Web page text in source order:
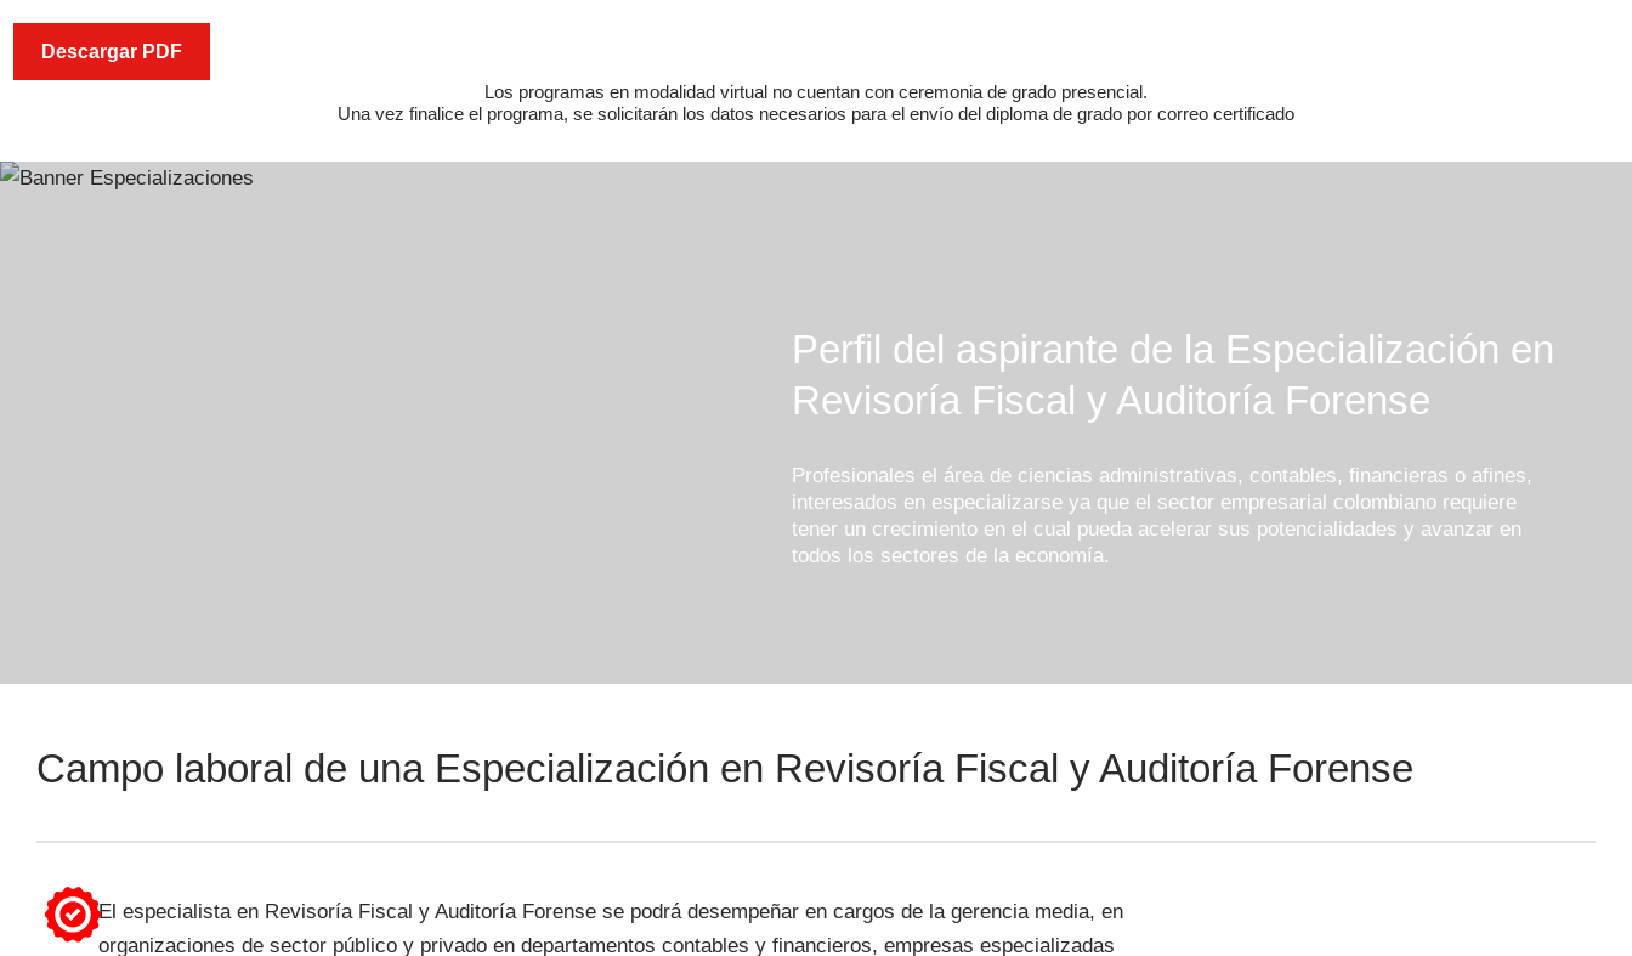
Descargar PDF
Los programas en modalidad virtual no cuentan con ceremonia de grado presencial.
Una vez finalice el programa, se solicitarán los datos necesarios para el envío del diploma de grado por correo certificado
Perfil del aspirante de la Especialización en
Revisoría Fiscal y Auditoría Forense
Profesionales el área de ciencias administrativas, contables, financieras o afines,
interesados en especializarse ya que el sector empresarial colombiano requiere
tener un crecimiento en el cual pueda acelerar sus potencialidades y avanzar en
todos los sectores de la economía.
Campo laboral de una Especialización en Revisoría Fiscal y Auditoría Forense
El especialista en Revisoría Fiscal y Auditoría Forense se podrá desempeñar en cargos de la gerencia media, en
organizaciones de sector público y privado en departamentos contables y financieros, empresas especializadas